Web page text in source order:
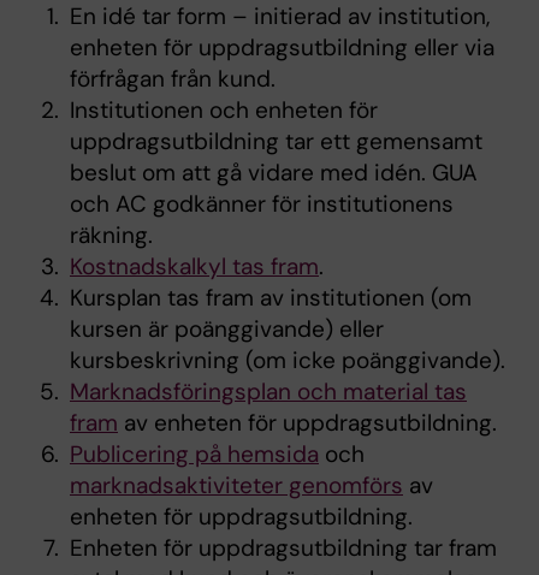
En idé tar form – initierad av institution,
enheten för uppdragsutbildning eller via
förfrågan från kund.
Institutionen och enheten för
uppdragsutbildning tar ett gemensamt
beslut om att gå vidare med idén. GUA
och AC godkänner för institutionens
räkning.
Kostnadskalkyl tas fram.
Kursplan tas fram av institutionen (om
kursen är poänggivande) eller
kursbeskrivning (om icke poänggivande).
Marknadsföringsplan och material tas
fram av enheten för uppdragsutbildning.
Publicering på hemsida och
marknadsaktiviteter genomförs av
enheten för uppdragsutbildning.
Enheten för uppdragsutbildning tar fram